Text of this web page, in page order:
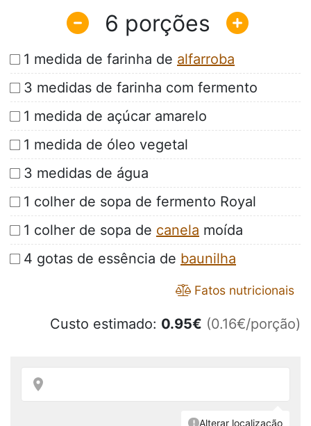
6
1 medida de farinha de alfarroba
3 medidas de farinha com fermento
1 medida de açúcar amarelo
1 medida de óleo vegetal
3 medidas de água
1 colher de sopa de fermento Royal
1 colher de sopa de canela moída
4 gotas de essência de baunilha
Fatos nutricionais
Custo estimado: 0.95€ (0.16€/porção)